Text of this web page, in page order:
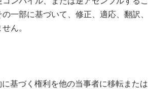
一部に基づいて、修正、適応、翻訳、
ん。
基づく権利を他の当事者に移転または